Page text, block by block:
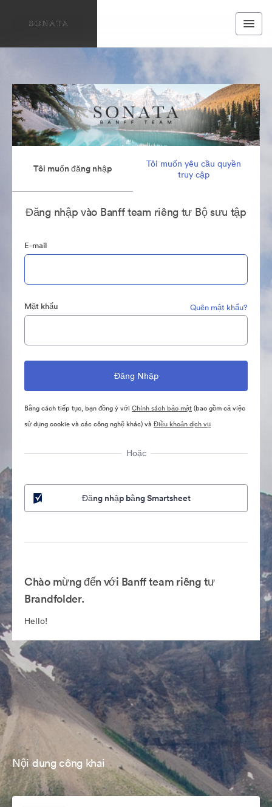
Tôi muốn đăng nhập
Tôi muốn yêu cầu quyền
truy cập
Đăng nhập vào Banff team riêng tư Bộ sưu tập
E-mail
Mật khẩu Quên mật khẩu?
Bằng cách tiếp tục, bạn đồng ý với Chính sách bảo mật(bao gồm cả việc
sử dụng cookie và các công nghệ khác) và Điều khoản dịch vụ
Hoặc
Đăng nhập bằng Smartsheet
Chào mừng đến với Banff team riêng tư
Brandfolder.
Hello!
Nội dung công khai